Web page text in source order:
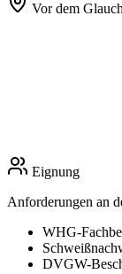
Vor dem
Eignung
Anforderungen an
WHG-
DVGW-